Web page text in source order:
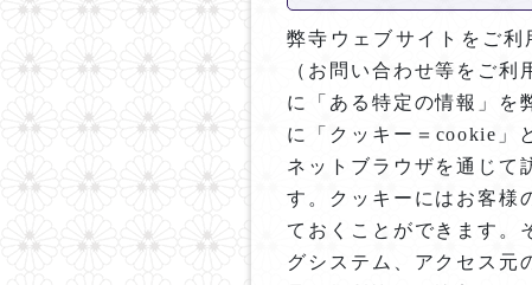
弊寺ウェブサイトをご
（お問い合わせ等をご
に「ある特定の情報」を
に「クッキー＝cookie」
ネットブラウザを通じて
す。クッキーにはお客様
ておくことができます。
グシステム、アクセス元